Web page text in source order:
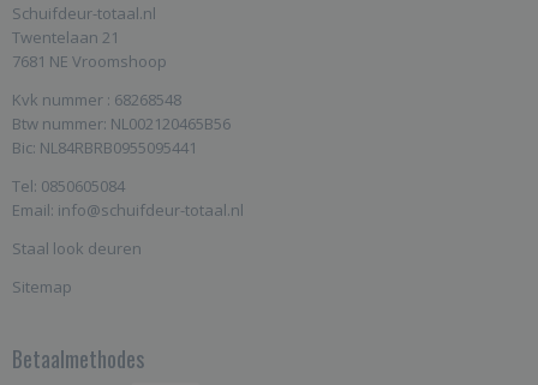
Schuifdeur-totaal.nl
Twentelaan 21
7681 NE Vroomshoop
Kvk nummer : 68268548
Btw nummer: NL002120465B56
Bic: NL84RBRB0955095441
Tel: 0850605084
Email: info@schuifdeur-totaal.nl
Staal look deuren
Sitemap
Betaalmethodes